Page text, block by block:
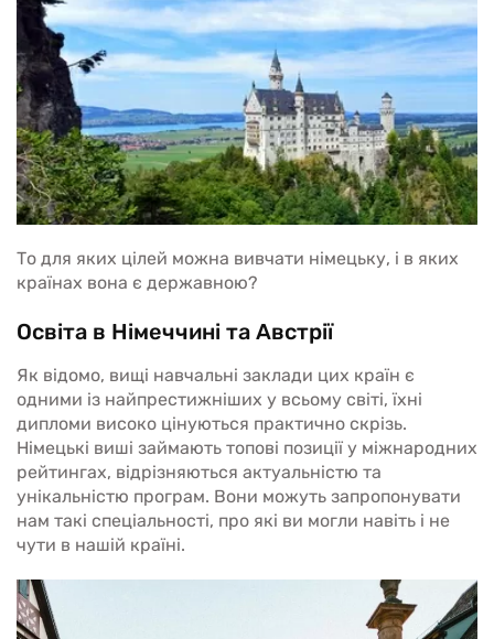
То для яких цілей можна вивчати німецьку, і в яких
країнах вона є державною?
Освіта в Німеччині та Австрії
Як відомо, вищі навчальні заклади цих країн є
одними із найпрестижніших у всьому світі, їхні
дипломи високо цінуються практично скрізь.
Німецькі виші займають топові позиції у міжнародних
рейтингах, відрізняються актуальністю та
унікальністю програм. Вони можуть запропонувати
нам такі спеціальності, про які ви могли навіть і не
чути в нашій країні.